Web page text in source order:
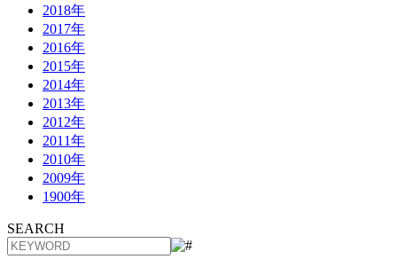
2018年
2017年
2016年
2015年
2014年
2013年
2012年
2011年
2010年
2009年
1900年
SEARCH